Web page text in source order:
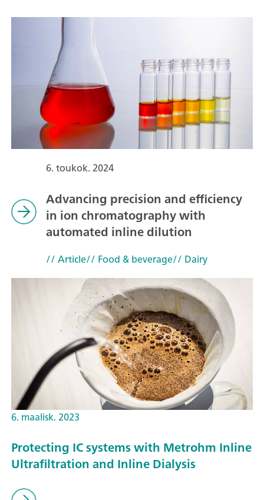
6. toukok. 2024
Advancing precision and efficiency
in ion chromatography with
automated inline dilution
// Article// Food & beverage// Dairy
6. maalisk. 2023
Protecting IC systems with Metrohm Inline
Ultrafiltration and Inline Dialysis